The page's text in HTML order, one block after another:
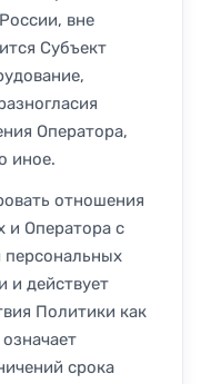
вне
Субъект
Оператора,
иное.
отношения
и Оператора с
и действует
Политики как
срока